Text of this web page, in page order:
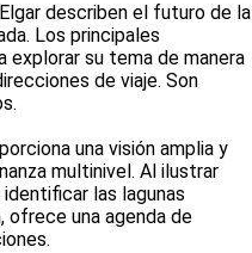
describen el futuro de la
Los principales
explorar su tema de manera
de viaje. Son
una visión amplia y
multinivel. Al ilustrar
las lagunas
ofrece una agenda de